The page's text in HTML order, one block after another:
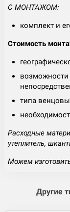
С МОНТАЖОМ:
комплект и
Стоимость
возможности
типа
Расходные
утеплитель,
Можем
Другие